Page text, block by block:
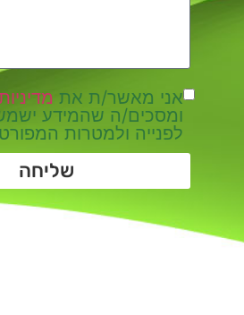
אני מאשר/ת את
ומסכים/ה שהמידע
לפנייה ולמטרות
שליחה